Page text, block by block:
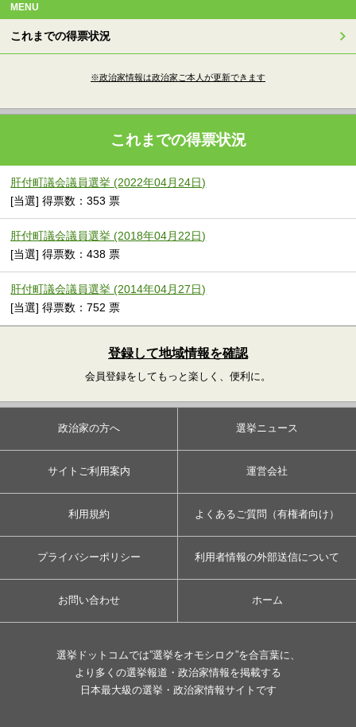
MENU
これまでの得票状況
※政治家情報は政治家ご本人が更新できます
これまでの得票状況
肝付町議会議員選挙 (2022年04月24日)
[当選] 得票数：353 票
肝付町議会議員選挙 (2018年04月22日)
[当選] 得票数：438 票
肝付町議会議員選挙 (2014年04月27日)
[当選] 得票数：752 票
登録して地域情報を確認
会員登録をしてもっと楽しく、便利に。
政治家の方へ 選挙ニュース
サイトご利用案内 運営会社
利用規約 よくあるご質問（有権者向け）
プライバシーポリシー 利用者情報の外部送信について
お問い合わせ ホーム
選挙ドットコムでは”選挙をオモシロク”を合言葉に、
より多くの選挙報道・政治家情報を掲載する
日本最大級の選挙・政治家情報サイトです